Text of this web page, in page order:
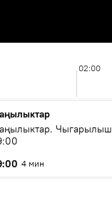
02:00
Чыгарылыш
4 мин